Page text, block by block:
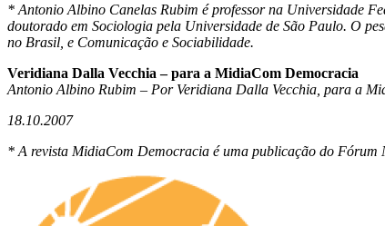
* Antonio Albino Canelas Rubim é professor na Universidade
doutorado em Sociologia pela Universidade de São Paulo. O
no Brasil, e Comunicação e Sociabilidade.
Veridiana Dalla Vecchia – para a MidiaCom Democracia
Antonio Albino Rubim – Por Veridiana Dalla Vecchia, para a
18.10.2007
* A revista MidiaCom Democracia é uma publicação do